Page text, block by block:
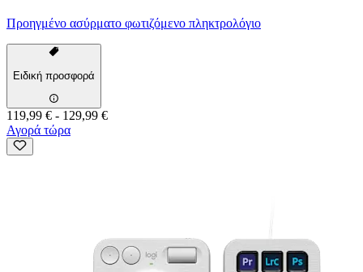
Προηγμένο ασύρματο φωτιζόμενο πληκτρολόγιο
Ειδική προσφορά
119,99 € - 129,99 €
Αγορά τώρα